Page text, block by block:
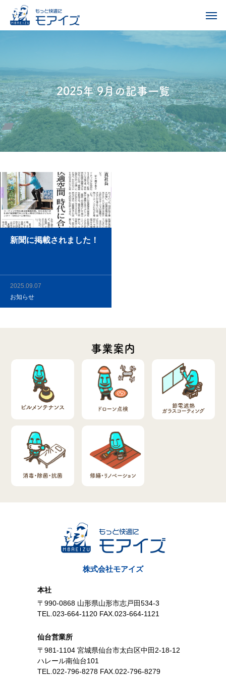
2025年 9月の記事一覧
新聞に掲載されました！
2025.09.07
お知らせ
事業案内
株式会社モアイズ
本社
〒990-0868 山形県山形市志戸田534-3
TEL.023-664-1120 FAX.023-664-1121
仙台営業所
〒981-1104 宮城県仙台市太白区中田2-18-12
ハレール南仙台101
TEL.022-796-8278 FAX.022-796-8279